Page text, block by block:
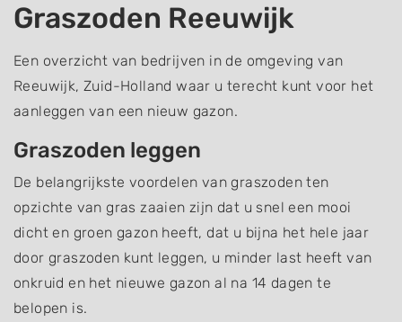
Graszoden Reeuwijk
Een overzicht van bedrijven in de omgeving van
Reeuwijk, Zuid-Holland waar u terecht kunt voor het
aanleggen van een nieuw gazon.
Graszoden leggen
De belangrijkste voordelen van graszoden ten
opzichte van gras zaaien zijn dat u snel een mooi
dicht en groen gazon heeft, dat u bijna het hele jaar
door graszoden kunt leggen, u minder last heeft van
onkruid en het nieuwe gazon al na 14 dagen te
belopen is.